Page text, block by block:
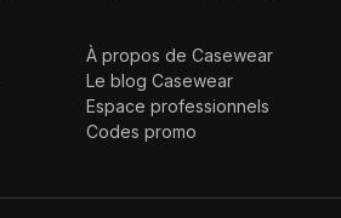
À propos de Casewear
Le blog Casewear
Espace professionnels
Codes promo